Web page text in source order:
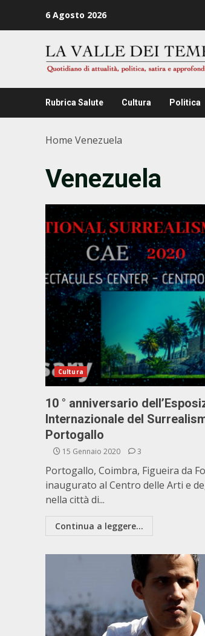
6 Agosto 2026
Rubrica Salute Cultura Politica
Home Venezuela
Venezuela
Cultura
10 ° anniversario
Internazionale del
Portogallo
15 Gennaio 2020 3
Portogallo, Coimbra, Figueira da
inaugurato al Centro delle Arti e
nella città di...
Continua a leggere...